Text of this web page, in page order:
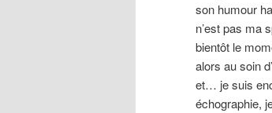
son humour
n’est pas ma
bientôt le
alors au soin
et… je suis
échographie,